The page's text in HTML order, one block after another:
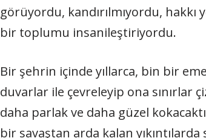
görüyordu, kandırılmıyordu, hakkı
bir toplumu insanileştiriyordu.
Bir şehrin içinde yıllarca, bin bir
duvarlar ile çevreleyip ona sınırlar
daha parlak ve daha güzel
bir savaştan arda kalan